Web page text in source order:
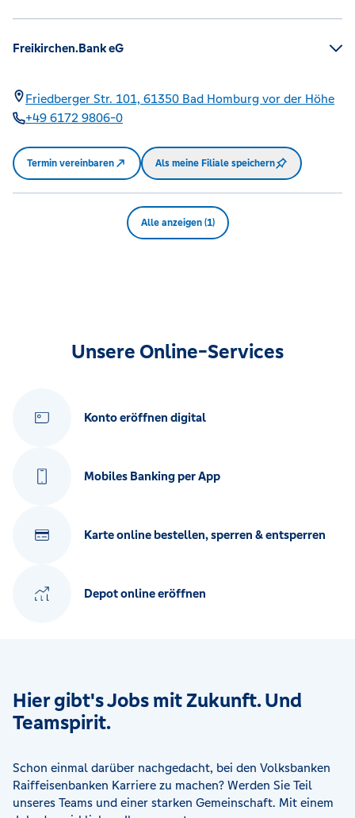
Freikirchen.Bank eG
Friedberger Str. 101, 61350 Bad Homburg vor der Höhe
+49 6172 9806-0
Termin vereinbaren Als meine Filiale speichern
Alle anzeigen (1)
Unsere Online-Services
Konto eröffnen digital
Mobiles Banking per App
Karte online bestellen, sperren & entsperren
Depot online eröffnen
Hier gibt's Jobs mit Zukunft. Und
Teamspirit.
Schon einmal darüber nachgedacht, bei den Volksbanken
Raiffeisenbanken Karriere zu machen? Werden Sie Teil
unseres Teams und einer starken Gemeinschaft. Mit einem